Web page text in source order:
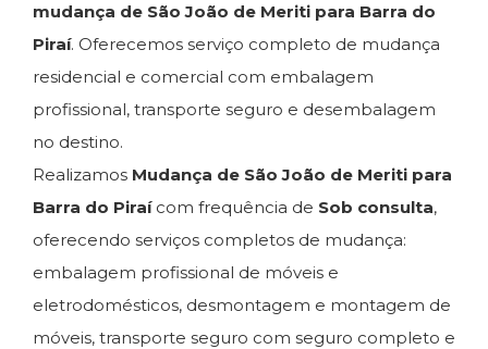
mudança de São João de Meriti para Barra do
Piraí. Oferecemos serviço completo de mudança
residencial e comercial com embalagem
profissional, transporte seguro e desembalagem
no destino.
Realizamos Mudança de São João de Meriti para
Barra do Piraícom frequência de Sob consulta,
oferecendo serviços completos de mudança:
embalagem profissional de móveis e
eletrodomésticos, desmontagem e montagem de
móveis, transporte seguro com seguro completo e